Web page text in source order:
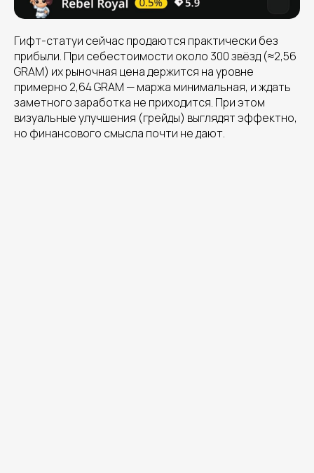
Гифт-статуи сейчас продаются практически без
прибыли. При себестоимости около 300 звёзд (≈2,56
GRAM) их рыночная цена держится на уровне
примерно 2,64 GRAM — маржа минимальная, и ждать
заметного заработка не приходится. При этом
визуальные улучшения (грейды) выглядят эффектно,
но финансового смысла почти не дают.